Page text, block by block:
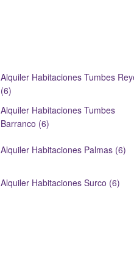
Alquiler Habitaciones Tumbes
(6)
Alquiler Habitaciones Tumbes
Barranco (6)
Alquiler Habitaciones Palmas (6)
Alquiler Habitaciones Surco (6)